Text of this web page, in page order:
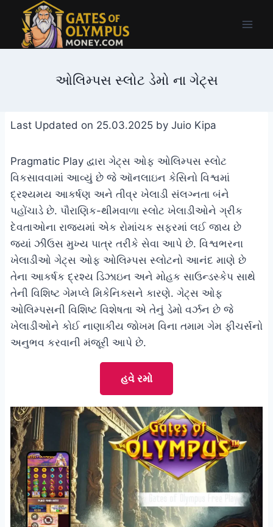
content
ઓલિમ્પસ સ્લોટ ડેમો ના ગેટ્સ
Last Updated on 25.03.2025 by Juio Kipa
Pragmatic Play દ્વારા ગેટ્સ ઓફ ઓલિમ્પસ સ્લોટ
વિકસાવવામાં આવ્યું છે જે ઑનલાઇન કેસિનો વિશ્વમાં
દ્રશ્યમય આકર્ષણ અને તીવ્ર ખેલાડી સંલગ્નતા બંને
પહોંચાડે છે. પૌરાણિક-થીમવાળા સ્લોટ ખેલાડીઓને ગ્રીક
દેવતાઓના રાજ્યમાં એક રોમાંચક સફરમાં લઈ જાય છે
જ્યાં ઝીઉસ મુખ્ય પાત્ર તરીકે સેવા આપે છે. વિશ્વભરના
ખેલાડીઓ ગેટ્સ ઓફ ઓલિમ્પસ સ્લોટનો આનંદ માણે છે
તેના આકર્ષક દ્રશ્ય ડિઝાઇન અને મોહક સાઉન્ડસ્કેપ સાથે
તેની વિશિષ્ટ ગેમપ્લે મિકેનિક્સને કારણે. ગેટ્સ ઓફ
ઓલિમ્પસની વિશિષ્ટ વિશેષતા એ તેનું ડેમો વર્ઝન છે જે
ખેલાડીઓને કોઈ નાણાકીય જોખમ વિના તમામ ગેમ ફીચર્સનો
અનુભવ કરવાની મંજૂરી આપે છે.
હવે રમો